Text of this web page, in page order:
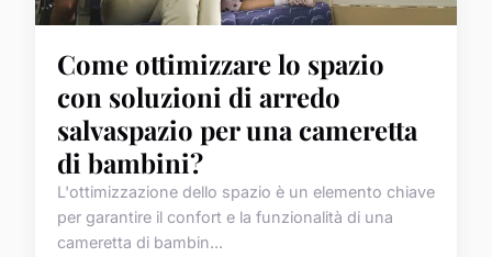
Come ottimizzare lo spazio
con soluzioni di arredo
salvaspazio per una cameretta
di bambini?
L'ottimizzazione dello spazio è un elemento chiave
per garantire il confort e la funzionalità di una
cameretta di bambin...